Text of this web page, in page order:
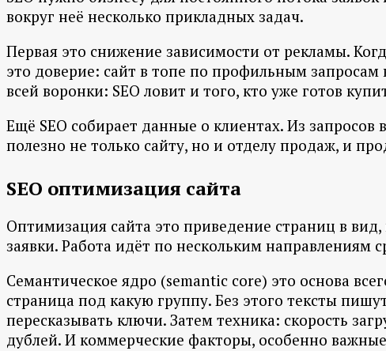
вокруг неё несколько прикладных задач.
Первая это снижение зависимости от рекламы.
это доверие: сайт в топе по профильным запросам
всей воронки: SEO ловит и того, кто уже готов
Ещё SEO собирает данные о клиентах. Из
полезно не только сайту, но и отделу продаж, и
SEO оптимизация сайта
Оптимизация сайта это приведение страниц в
заявки. Работа идёт по нескольким направлениям
Семантическое ядро (semantic core) это основа
страница под какую группу. Без этого тексты
пересказывать ключи. Затем техника: скорость
дублей. И коммерческие факторы, особенно